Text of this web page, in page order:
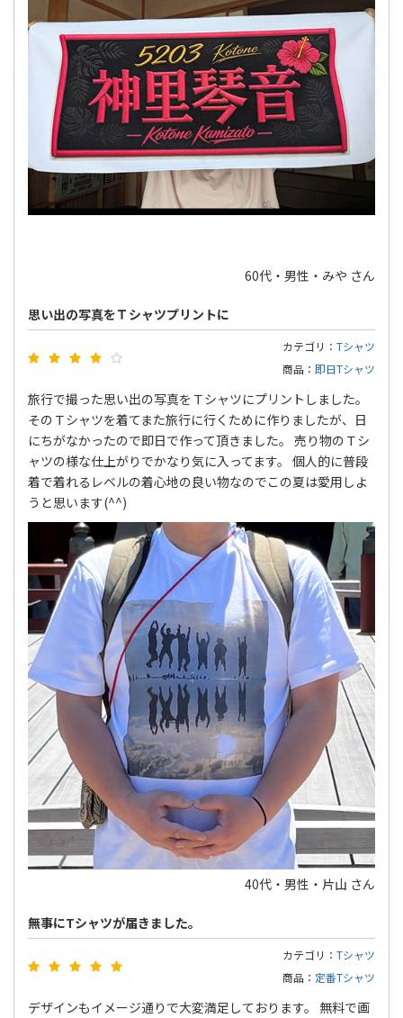
60代・男性・みや さん
思い出の写真をＴシャツプリントに
カテゴリ： Tシャツ
商品： 即日Tシャツ
旅行で撮った思い出の写真をＴシャツにプリントしました。
そのＴシャツを着てまた旅行に行くために作りましたが、日
にちがなかったので即日で作って頂きました。 売り物のＴシ
ャツの様な仕上がりでかなり気に入ってます。 個人的に普段
着で着れるレベルの着心地の良い物なのでこの夏は愛用しよ
うと思います(^^)
40代・男性・片山 さん
無事にTシャツが届きました。
カテゴリ： Tシャツ
商品： 定番Tシャツ
デザインもイメージ通りで大変満足しております。 無料で画